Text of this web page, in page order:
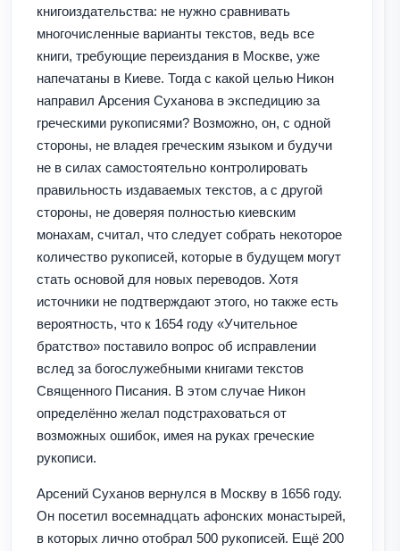
книгоиздательства: не нужно сравнивать
многочисленные варианты текстов, ведь все
книги, требующие переиздания в Москве, уже
напечатаны в Киеве. Тогда с какой целью Никон
направил Арсения Суханова в экспедицию за
греческими рукописями? Возможно, он, с одной
стороны, не владея греческим языком и будучи
не в силах самостоятельно контролировать
правильность издаваемых текстов, а с другой
стороны, не доверяя полностью киевским
монахам, считал, что следует собрать некоторое
количество рукописей, которые в будущем могут
стать основой для новых переводов. Хотя
источники не подтверждают этого, но также есть
вероятность, что к 1654 году «Учительное
братство» поставило вопрос об исправлении
вслед за богослужебными книгами текстов
Священного Писания. В этом случае Никон
определённо желал подстраховаться от
возможных ошибок, имея на руках греческие
рукописи.
Арсений Суханов вернулся в Москву в 1656 году.
Он посетил восемнадцать афонских монастырей,
в которых лично отобрал 500 рукописей. Ещё 200